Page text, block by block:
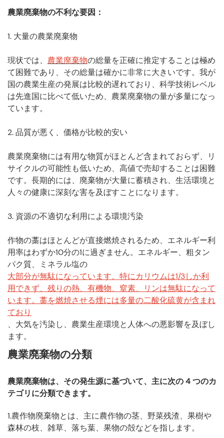
農業廃棄物の不利な要因 ：
1. 大量の農業廃棄物
現状では、 農業廃棄物の総量を正確に推定することは極め
て困難であり、その総量は確かに非常に大きいです。我が
国の農業生産の発展は比較的遅れており、科学技術レベル
は先進国に比べて低いため、農業廃棄物の量が多量になっ
ています。
2. 品質が悪く、価格が比較的安い
農業廃棄物には有用な物質がほとんど含まれておらず、リ
サイクルの可能性も低いため、高値で売却することは困難
です。長期的には、廃棄物が大量に蓄積され、生活環境と
人々の健康に深刻な害を及ぼすことになります。
3. 資源の不適切な利用による環境汚染
作物の藁はほとんどが直接燃焼されるため、エネルギー利
用率はわずか10分の1に過ぎません。エネルギー、粗タン
パク質、ミネラル塩の
大部分が無駄になっています。特にカリウムは1/3しか利
用できず、残りの熱、有機物、窒素、リンは無駄になって
います。藁を燃焼させる煙には多量の二酸化硫黄が含まれ
ており
、大気を汚染し、農業生産環境と人体への悪影響を及ぼし
ます。
農業廃棄物の分類
農業廃棄物は、その発生源に基づいて、主に次の 4 つのカ
テゴリに分類できます。
1.農作物廃棄物とは、主に農作物の茎、野菜残渣、果樹や
森林の枝、雑草、落ち葉、果物の殻などを指します。